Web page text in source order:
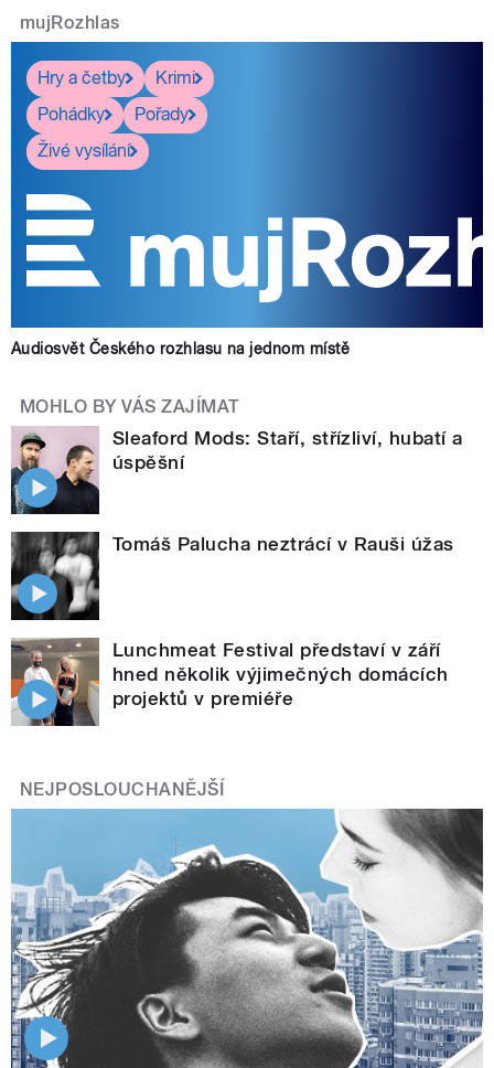
mujRozhlas
Hry a četby
Krimi
Pohádky
Pořady
Živé vysílání
Audiosvět Českého rozhlasu na jednom místě
MOHLO BY VÁS ZAJÍMAT
Sleaford Mods: Staří, střízliví, hubatí a
úspěšní
Tomáš Palucha neztrácí v Rauši úžas
Lunchmeat Festival představí v září
hned několik výjimečných domácích
projektů v premiéře
NEJPOSLOUCHANĚJŠÍ